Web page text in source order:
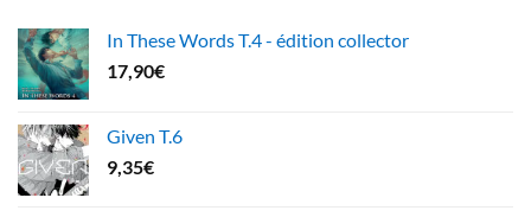
In These Words T.4 - édition collector
17,90€
Given T.6
9,35€